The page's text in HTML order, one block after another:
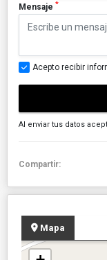
Mensaje *
Acepto recibir
Al enviar tus datos
Compartir:
Mapa